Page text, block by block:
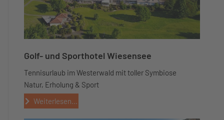
Golf- und Sporthotel Wiesensee
Tennisurlaub im Westerwald mit toller Symbiose
Natur, Erholung & Sport
Weiterlesen...